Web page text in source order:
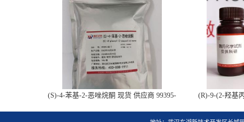
(S)-4-苯基-2-恶唑烷酮 现货 供应商 99395-
(R)-9-(2-羟基